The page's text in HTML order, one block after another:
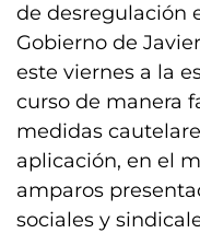
de desregulación
Gobierno de
este viernes a la
curso de manera
medidas
aplicación, en el
amparos
sociales y